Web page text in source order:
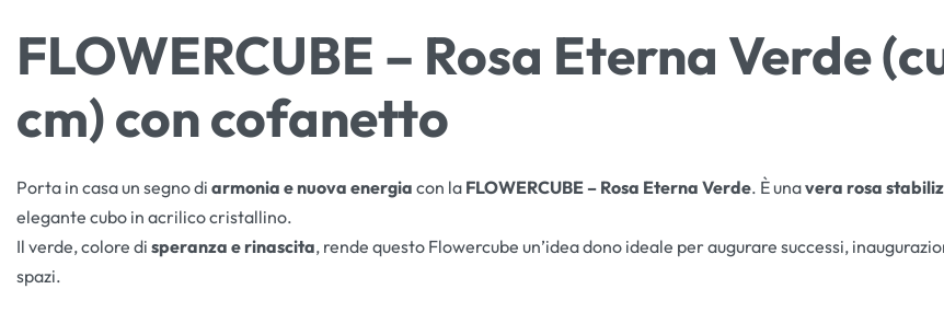
FLOWERCUBE – Rosa Eterna Verde
cm) con cofanetto
Porta in casa un segno di armonia e nuova energia con la FLOWERCUBE – Rosa Eterna Verde. È unavera rosa
elegante cubo in acrilico cristallino.
Il verde, colore di speranza e rinascita, rende questo Flowercube un’idea dono ideale per augurare successi,
spazi.